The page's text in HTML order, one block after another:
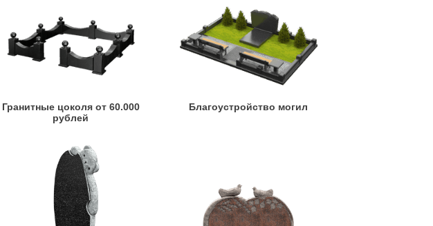
Гранитные цоколя от 60.000
рублей
Благоустройство могил